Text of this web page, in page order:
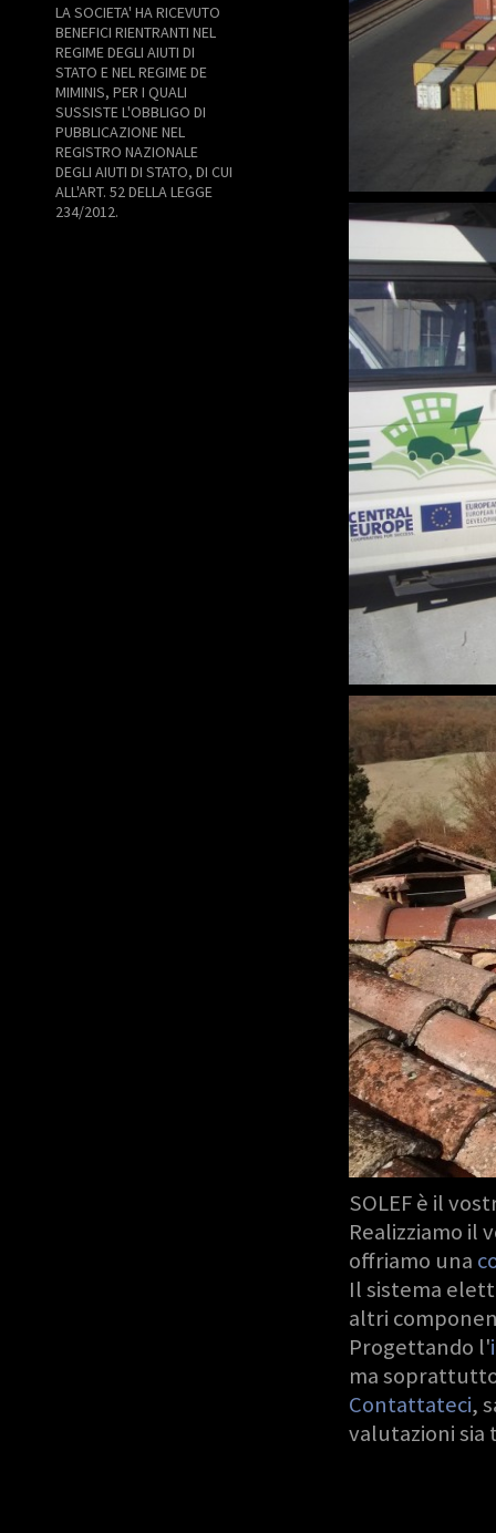
LA SOCIETA' HA RICEVUTO
BENEFICI RIENTRANTI NEL
REGIME DEGLI AIUTI DI
STATO E NEL REGIME DE
MIMINIS, PER I QUALI
SUSSISTE L'OBBLIGO DI
PUBBLICAZIONE NEL
REGISTRO NAZIONALE
DEGLI AIUTI DI STATO, DI CUI
ALL'ART. 52 DELLA LEGGE
234/2012.
SOLEF è il
Realizziamo il
offriamo una
Il sistema
altri
Progettando l'
ma
Contattateci,
valutazioni sia